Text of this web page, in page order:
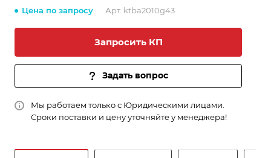
Цена по запросу Арт. ktba2010g43
Запросить КП
Задать вопрос
Мы работаем только с Юридическими лицами.
Сроки поставки и цену уточняйте у менеджера!